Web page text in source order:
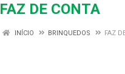
FAZ DE CONTA
INÍCIO BRINQUEDOS FAZ